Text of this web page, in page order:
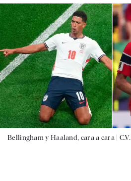
Bellingham y Haaland, cara a cara | C.V.